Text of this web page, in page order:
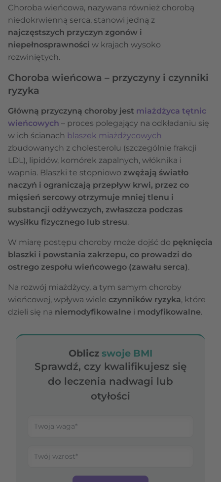
Choroba wieńcowa, nazywana również chorobą
niedokrwienną serca, stanowi jedną z
najczęstszych przyczyn zgonów i
niepełnosprawności w krajach wysoko
rozwiniętych.
Choroba wieńcowa – przyczyny i czynniki
ryzyka
Główną przyczyną choroby jest miażdżyca tętnic
wieńcowych – proces polegający na odkładaniu się
w ich ścianach blaszek miażdżycowych
zbudowanych z cholesterolu (szczególnie frakcji
LDL), lipidów, komórek zapalnych, włóknika i
wapnia. Blaszki te stopniowo zwężają światło
naczyń i ograniczają przepływ krwi, przez co
mięsień sercowy otrzymuje mniej tlenu i
substancji odżywczych, zwłaszcza podczas
wysiłku fizycznego lub stresu.
W miarę postępu choroby może dojść do pęknięcia
blaszki i powstania zakrzepu, co prowadzi do
ostrego zespołu wieńcowego (zawału serca).
Na rozwój miażdżycy, a tym samym choroby
wieńcowej, wpływa wiele czynników ryzyka, które
dzieli się na niemodyfikowalne i modyfikowalne.
Oblicz swoje BMI
Sprawdź, czy kwalifikujesz się
do leczenia nadwagi lub
otyłości